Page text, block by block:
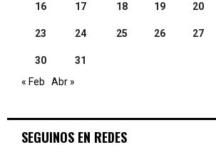
16 17 18 19 20
23 24 25 26 27
30
31
« Feb
Abr »
SEGUINOS EN REDES